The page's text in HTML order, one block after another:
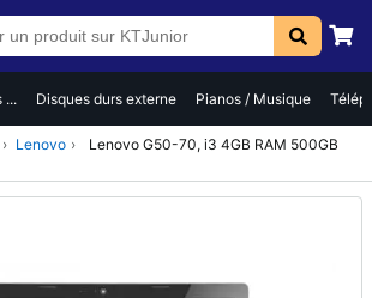
... Disques durs externe Pianos / Musique
› Lenovo ›
Lenovo G50-70, i3 4GB RAM 500GB